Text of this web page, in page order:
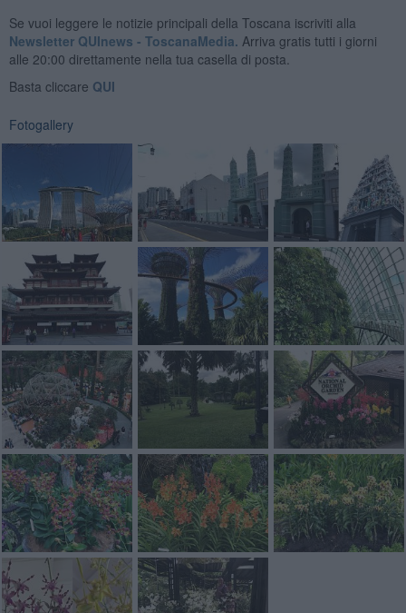
Se vuoi leggere le notizie principali della Toscana iscriviti alla
Newsletter QUInews - ToscanaMedia. Arriva gratis tutti i giorni
alle 20:00 direttamente nella tua casella di posta.
Basta cliccare QUI
Fotogallery